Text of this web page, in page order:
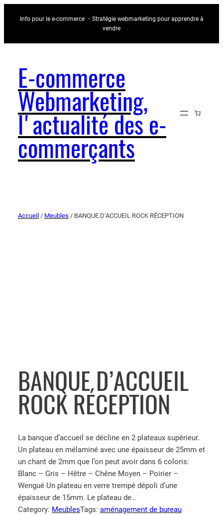
Info pour le e-commerce ・Stratégie webmarketing pour apprendre à
vendre
E-commerce
Webmarketing,
l'actualité des e-
commerçants
Accueil / Meubles / BANQUE D’ACCUEIL ROCK RÉCEPTION
BANQUE D’ACCUEIL
ROCK RÉCEPTION
La banque d’accueil se décline en 2 plateaux supérieur.
Un plateau en mélaminé avec une épaisseur de 25mm et
un chant de 2mm que l’on peut avoir dans 6 coloris:
Blanc – Gris – Hêtre – Chêne Moyen – Poirier –
Wengué Un plateau en verre trempé dépoli d’une
épaisseur de 15mm. Le plateau de…
Category: MeublesTags: aménagement de bureau